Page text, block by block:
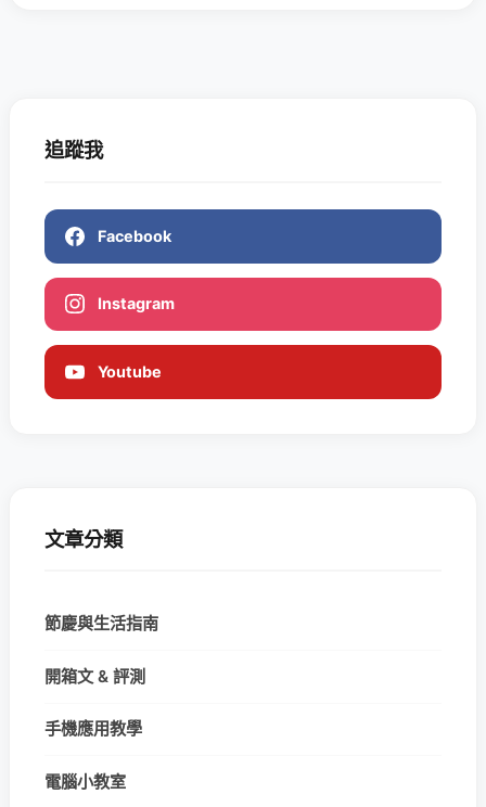
追蹤我
Facebook
Instagram
Youtube
文章分類
節慶與生活指南
開箱文 & 評測
手機應用教學
電腦小教室